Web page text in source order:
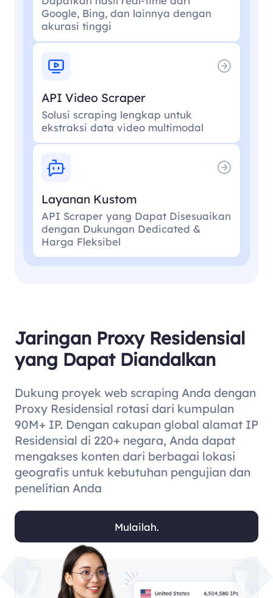
Google, Bing, dan lainnya dengan
akurasi tinggi
API Video Scraper
Solusi scraping lengkap untuk
ekstraksi data video multimodal
Layanan Kustom
API Scraper yang Dapat Disesuaikan
dengan Dukungan Dedicated &
Harga Fleksibel
Jaringan Proxy Residensial
yang Dapat Diandalkan
Dukung proyek web scraping Anda dengan
Proxy Residensial rotasi dari kumpulan
90M+ IP. Dengan cakupan global alamat IP
Residensial di 220+ negara, Anda dapat
mengakses konten dari berbagai lokasi
geografis untuk kebutuhan pengujian dan
penelitian Anda
Mulailah.